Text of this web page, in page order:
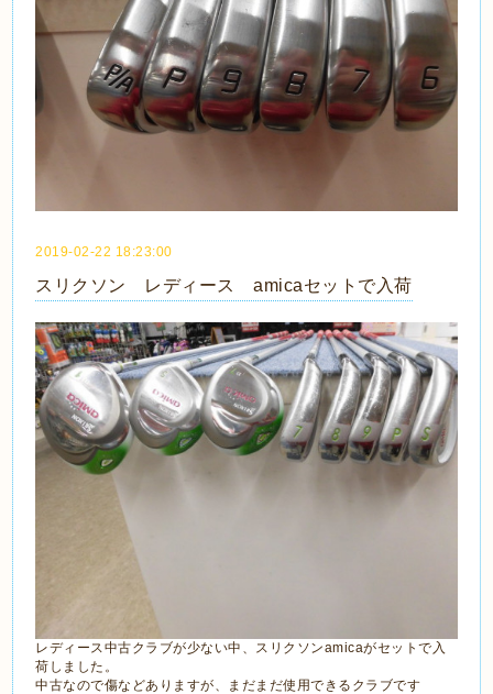
2019-02-22 18:23:00
スリクソン レディース amicaセットで入荷
レディース中古クラブが少ない中、スリクソンamicaがセットで入
荷しました。
中古なので傷などありますが、まだまだ使用できるクラブです